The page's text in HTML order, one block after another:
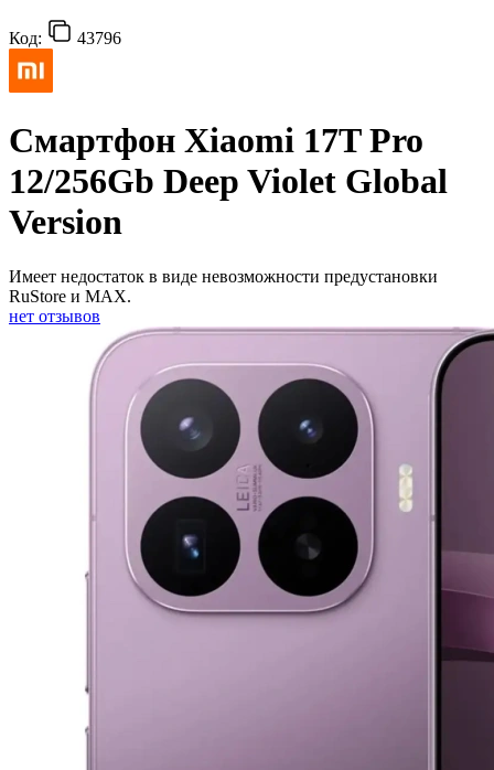
Код: 43796
Смартфон Xiaomi 17T Pro
12/256Gb Deep Violet Global
Version
Имеет недостаток в виде невозможности предустановки
RuStore и MAX.
нет отзывов